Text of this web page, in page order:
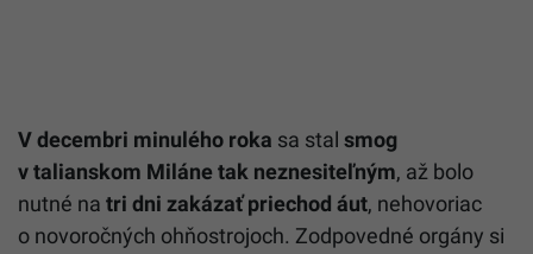
V decembri minulého roka sa stal smog
v talianskom Miláne tak neznesiteľným, až bolo
nutné na tri dni zakázať priechod áut, nehovoriac
o novoročných ohňostrojoch. Zodpovedné orgány si